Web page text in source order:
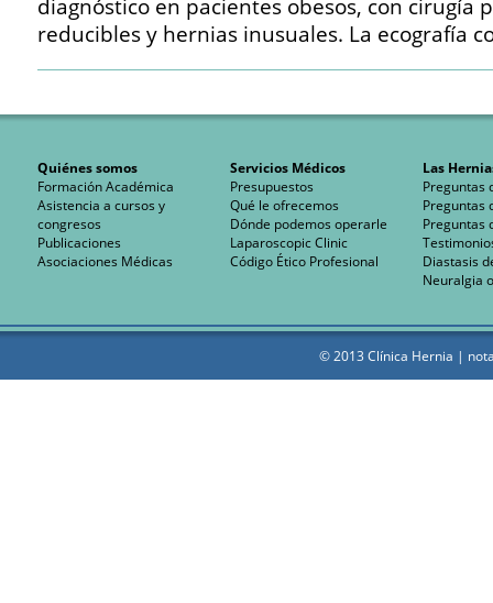
diagnóstico en pacientes obesos, con cirugía
reducibles y hernias inusuales. La ecografía
Quiénes somos
Formación Académica
Asistencia a cursos y
congresos
Publicaciones
Asociaciones Médicas
Servicios Médicos
Presupuestos
Qué le ofrecemos
Dónde podemos operarle
Laparoscopic Clinic
Código Ético Profesional
Las
Preguntas
Preguntas
Preguntas
Diastasis
Neuralgia
© 2013 Clínica Hernia |